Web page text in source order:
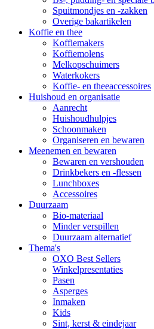
Spuitmondjes en -zakken
Overige bakartikelen
Koffie en thee
Koffiemakers
Koffiemolens
Melkopschuimers
Waterkokers
Koffie- en theeaccessoires
Huishoud en organisatie
Aanrecht
Huishoudhulpjes
Schoonmaken
Organiseren en bewaren
Meenemen en bewaren
Bewaren en vershouden
Drinkbekers en -flessen
Lunchboxes
Accessoires
Duurzaam
Bio-materiaal
Minder verspillen
Duurzaam alternatief
Thema's
OXO Best Sellers
Winkelpresentaties
Pasen
Asperges
Inmaken
Kids
Sint, kerst & eindejaar